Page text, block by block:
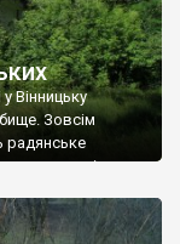
Вінницьку
Зовсім
радянське
трохи далі, десь
– […]